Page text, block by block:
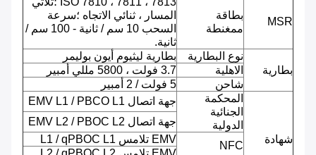
MSR
بطاقة
ممغنطة
المسار ، ثنائي الاتجاه ؛سرعة
السحب 10 سم / ثانية - 100 سم /
ثانية.
بطارية
نوع البطارية
بطارية ليثيوم أيون بوليمر
الاهلية
3.7 فولت ، 5800 مللي أمبير
شاحن
5 فولت / 2 أمبير
شهادة
المحكمة
الجنائية
الدولية
جهة اتصال EMV L1 / PBCO L1
جهة اتصال EMV L2 / PBOC L2
NFC
EMV تلامس L1 / qPBOC L1